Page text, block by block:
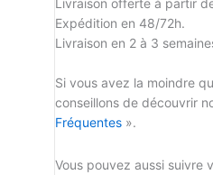
Livraison offerte à partir
Expédition en 48/72h.
Livraison en 2 à 3
Si vous avez la moindre
conseillons de découvrir
Fréquentes ».
Vous pouvez aussi suivre